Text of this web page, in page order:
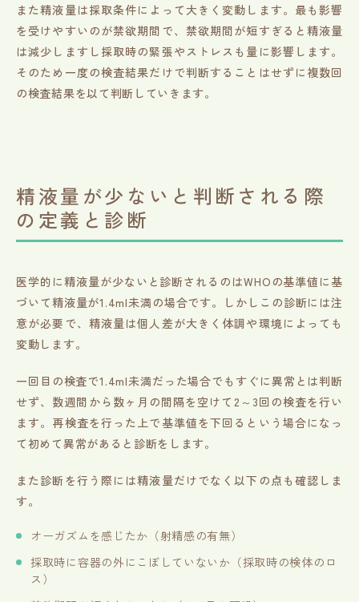
また精液量は採取条件によって大きく変動します。最も影響
を受けやすいのが禁欲期間で、禁欲期間が短すぎると精液量
は減少しますし採取時の緊張やストレスも量に影響します。
そのため一度の検査結果だけで判断することはせずに複数回
の検査結果を以て判断していきます。
精液量が少ないと判断される際
の定義と診断
医学的に精液量が少ないと診断されるのはWHOの基準値に基
づいて精液量が1.4ml未満の場合です。しかしこの診断には注
意が必要で、精液量は個人差が大きく体調や環境によっても
変動します。
一回目の検査で1.4ml未満だった場合でもすぐに異常とは判断
せず、数週間から数ヶ月の間隔を空けて2～3回の検査を行い
ます。再検査を行った上で基準値を下回るという場合になっ
て初めて異常があると診断をします。
また診断を行う際には精液量だけでなく以下の点も確認しま
す。
オーガズムを感じたか（射精感の有無）
採取時に容器の外にこぼしていないか（採取時の検体のロ
ス）